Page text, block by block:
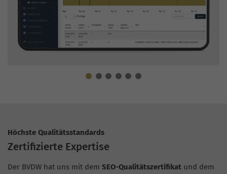
Höchste Qualitätsstandards
Zertifizierte Expertise
Der BVDW hat uns mit dem SEO-Qualitätszertifikat und dem